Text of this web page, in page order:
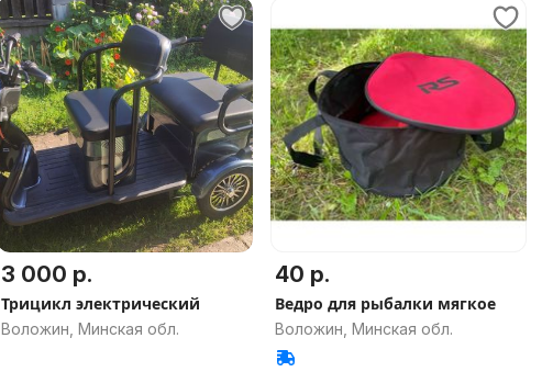
3 000 р.
Трицикл электрический
Воложин, Минская обл.
40 р.
Ведро для рыбалки мягкое
Воложин, Минская обл.